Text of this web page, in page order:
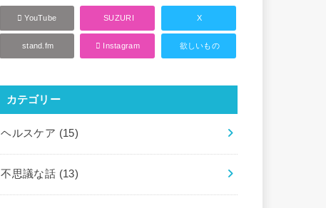
YouTube SUZURI X
stand.fm Instagram 欲しいもの
カテゴリー
ヘルスケア (15)
不思議な話 (13)